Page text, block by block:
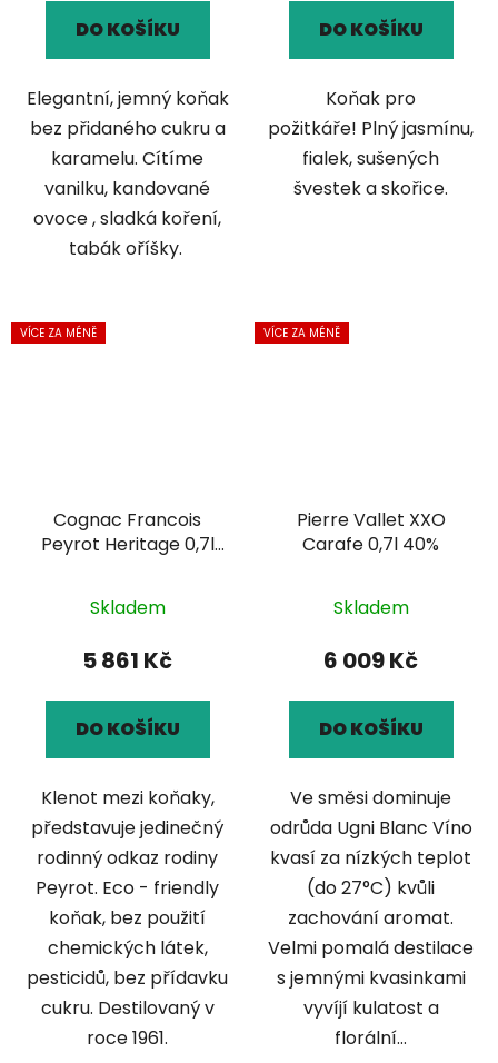
DO KOŠÍKU
Elegantní, jemný koňak
bez přidaného cukru a
karamelu. Cítíme
vanilku, kandované
ovoce , sladká koření,
tabák oříšky.
DO KOŠÍKU
Koňak pro
požitkáře! Plný jasmínu,
fialek, sušených
švestek a skořice.
VÍCE ZA MÉNĚ
Cognac Francois
Peyrot Heritage 0,7l
Skladem
5 861 Kč
DO KOŠÍKU
Klenot mezi koňaky,
představuje jedinečný
rodinný odkaz rodiny
Peyrot. Eco - friendly
koňak, bez použití
chemických látek,
pesticidů, bez přídavku
cukru. Destilovaný v
roce 1961.
VÍCE ZA MÉNĚ
Pierre Vallet XXO
Carafe 0,7l 40%
Skladem
6 009 Kč
DO KOŠÍKU
Ve směsi dominuje
odrůda Ugni Blanc Víno
kvasí za nízkých teplot
(do 27°C) kvůli
zachování aromat.
Velmi pomalá destilace
s jemnými kvasinkami
vyvíjí kulatost a
florální...